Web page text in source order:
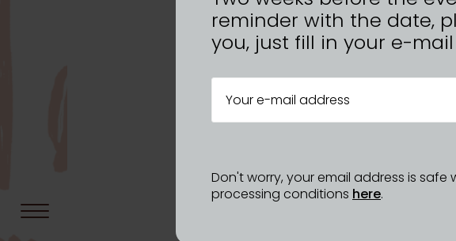
reminder with the date,
you, just fill in your e-
Don't worry, your email address is
processing conditions here.